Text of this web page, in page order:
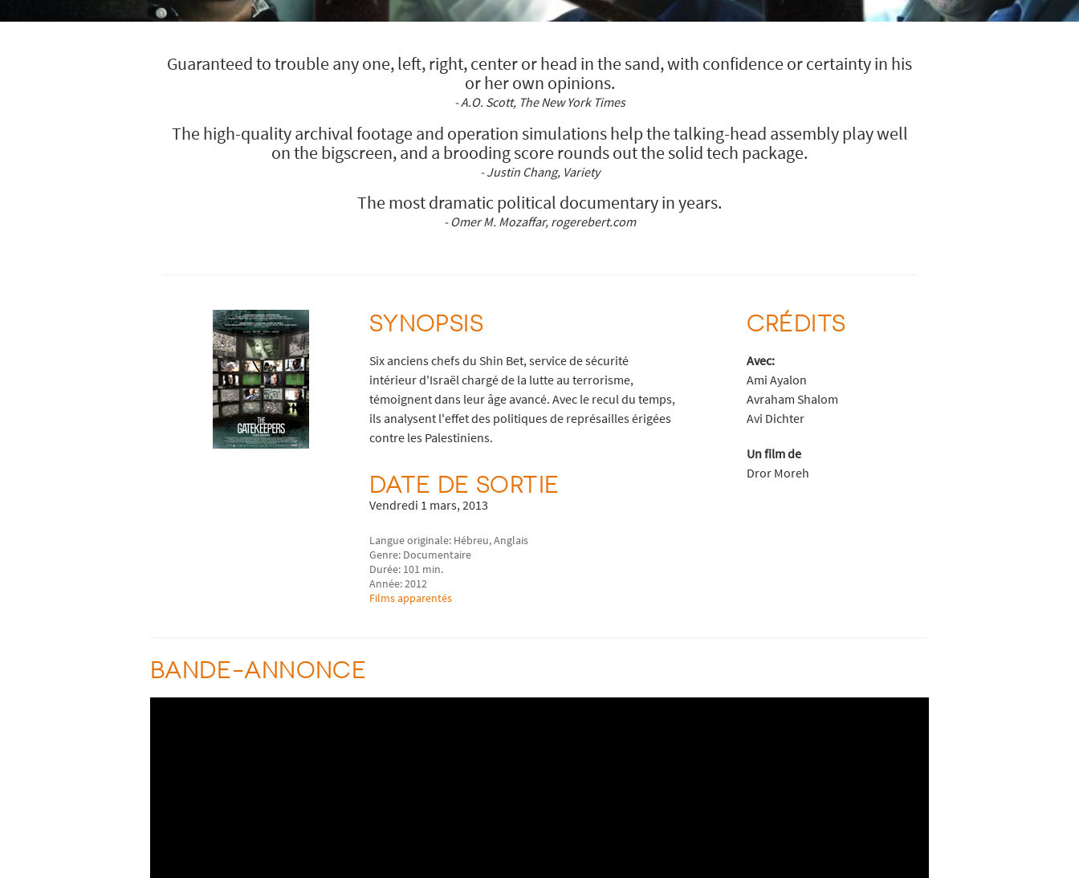
Guaranteed to trouble any one, left, right, center or head in the sand, with confidence or certainty in his
or her own opinions.
- A.O. Scott, The New York Times
The high-quality archival footage and operation simulations help the talking-head assembly play well
on the bigscreen, and a brooding score rounds out the solid tech package.
- Justin Chang, Variety
The most dramatic political documentary in years.
- Omer M. Mozaffar, rogerebert.com
SYNOPSIS
Six anciens chefs du Shin Bet, service de sécurité
intérieur d'Israël chargé de la lutte au terrorisme,
témoignent dans leur âge avancé. Avec le recul du temps,
ils analysent l'effet des politiques de représailles érigées
contre les Palestiniens.
DATE DE SORTIE
Vendredi 1 mars, 2013
Langue originale: Hébreu, Anglais
Genre: Documentaire
Durée: 101 min.
Année: 2012
Films apparentés
CRÉDITS
Avec:
Ami Ayalon
Avraham Shalom
Avi Dichter
Un film de
Dror Moreh
BANDE-ANNONCE